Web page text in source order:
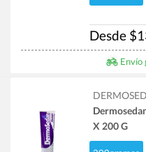
Desde
Envío
X 200 G